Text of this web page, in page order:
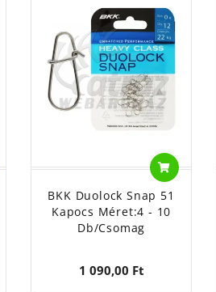
BKK Duolock Snap 51
Kapocs Méret:4 - 10
Db/csomag
1 090,00 Ft